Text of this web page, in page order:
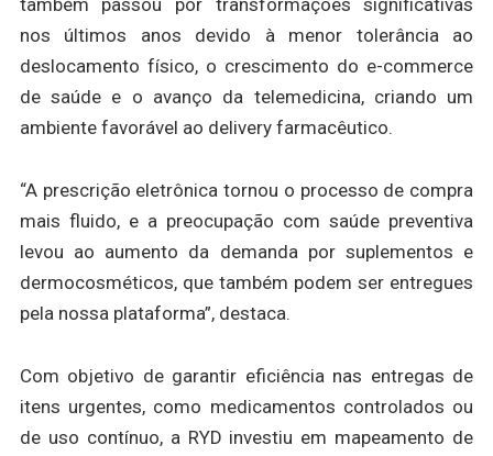
também passou por transformações significativas
nos últimos anos devido à menor tolerância ao
deslocamento físico, o crescimento do e-commerce
de saúde e o avanço da telemedicina, criando um
ambiente favorável ao delivery farmacêutico.
“A prescrição eletrônica tornou o processo de compra
mais fluido, e a preocupação com saúde preventiva
levou ao aumento da demanda por suplementos e
dermocosméticos, que também podem ser entregues
pela nossa plataforma”, destaca.
Com objetivo de garantir eficiência nas entregas de
itens urgentes, como medicamentos controlados ou
de uso contínuo, a RYD investiu em mapeamento de